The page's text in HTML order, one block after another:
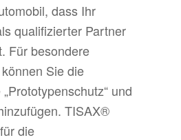
dass Ihr
qualifizierter Partner
Für besondere
Sie die
und
TISAX®
die